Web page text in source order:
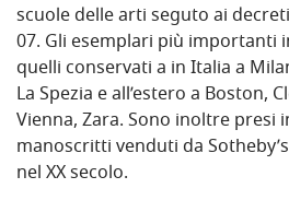
scuole delle arti seguto ai
07. Gli esemplari più importanti
quelli conservati a in Italia a
La Spezia e all’estero a Boston,
Vienna, Zara. Sono inoltre presi
manoscritti venduti da
nel XX secolo.